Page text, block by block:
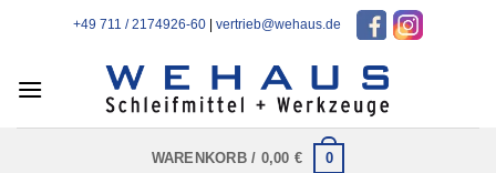
+49 711 / 2174926-60 vertrieb@wehaus.de
WARENKORB / 0,00 € 0